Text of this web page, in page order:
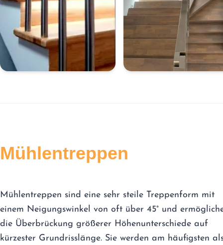
Mühlentreppen
Mühlentreppen sind eine sehr steile Treppenform mit
einem Neigungswinkel von oft über 45° und
die Überbrückung größerer Höhenunterschiede auf
kürzester Grundrisslänge. Sie werden am häufigsten